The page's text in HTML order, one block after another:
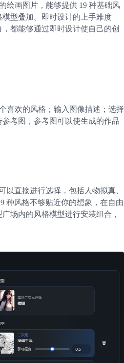
绘画图片，能够提供 19 种基础风
型叠加。即时设计的上手难度
都能够通过即时设计使自己的创
喜欢的风格；输入图像描述；选择
考图，参考图可以使生成的作品
以直接进行选择，包括人物拟真、
种风格不够贴近你的想象，在自由
场内的风格模型进行安装组合，